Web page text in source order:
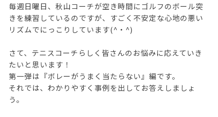
毎週日曜日、秋山コーチが空き時間にゴルフのボール突
きを練習しているのですが、すごく不安定な心地の悪い
リズムでにっこりしています(^・^)
さて、テニスコーチらしく皆さんのお悩みに応えていき
たいと思います！
第一弾は『ボレーがうまく当たらない』編です。
それでは、わかりやすく事例を出してお答えしましょ
う。